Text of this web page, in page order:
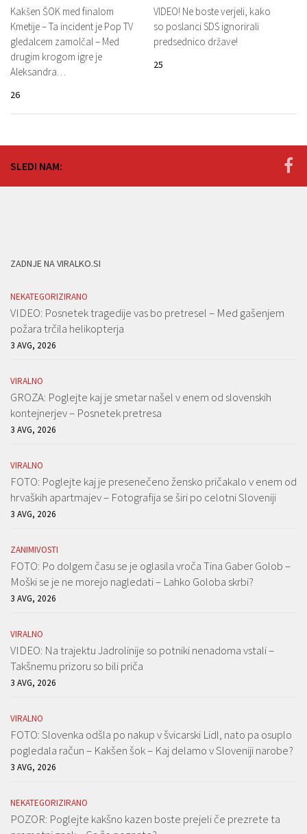
Kakšen ŠOK med finalom
Kmetije – Ta incident je Pop TV
gledalcem zamolčal – Med
drugim krogom igre je
Aleksandra…
26
VIDEO! Ne boste verjeli, kako
so poslanci SDS ignorirali
predsednico države!
25
SLEDI NAM:
ZADNJE NA VIRALKO.SI
NEKATEGORIZIRANO
VIDEO: Posnetek tragedije vas bo pretresel – Med gašenjem
požara trčila helikopterja
3 AVG, 2026
VIRALNO
GROZA: Poglejte kaj je smetar našel v enem od slovenskih
kontejnerjev – Posnetek pretresa
3 AVG, 2026
VIRALNO
FOTO: Poglejte kaj je presenečeno žensko pričakalo v enem od
hrvaških apartmajev – Fotografija se širi po celotni Sloveniji
3 AVG, 2026
ZANIMIVOSTI
FOTO: Po dolgem času se je oglasila vroča Tina Gaber Golob –
Moški se je ne morejo nagledati – Lahko Goloba skrbi?
3 AVG, 2026
VIRALNO
VIDEO: Na trajektu Jadrolinije so potniki nenadoma vstali –
Takšnemu prizoru so bili priča
3 AVG, 2026
VIRALNO
FOTO: Slovenka odšla po nakup v švicarski Lidl, nato pa osuplo
pogledala račun – Kakšen šok – Kaj delamo v Sloveniji narobe?
3 AVG, 2026
NEKATEGORIZIRANO
POZOR: Poglejte kakšno kazen boste prejeli če prezrete ta